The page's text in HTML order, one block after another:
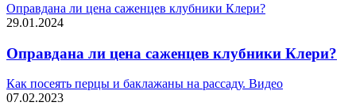
Оправдана ли цена саженцев клубники Клери?
29.01.2024
Оправдана ли цена саженцев клубники Клери?
Как посеять перцы и баклажаны на рассаду. Видео
07.02.2023